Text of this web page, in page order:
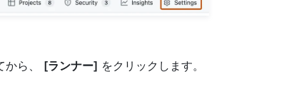
から、 [ランナー] をクリックします。